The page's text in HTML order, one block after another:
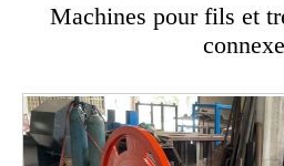
Machines pour fils et